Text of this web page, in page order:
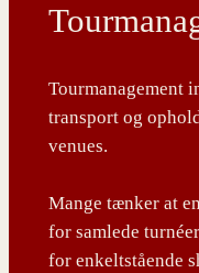
Tourmanagement
transport og
venues.
Mange tænker at
for samlede
for enkeltstående